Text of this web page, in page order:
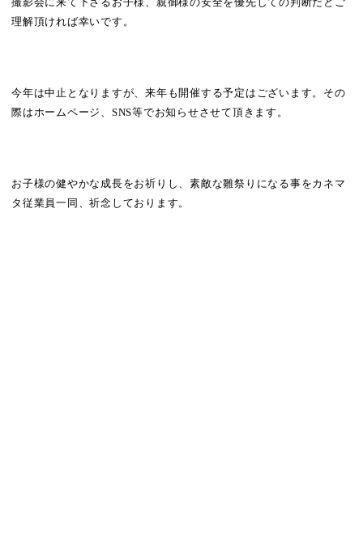
理解頂ければ幸いです。
今年は中止となりますが、来年も開催する予定はございます。その
際はホームページ、SNS等でお知らせさせて頂きます。
お子様の健やかな成長をお祈りし、素敵な雛祭りになる事をカネマ
タ従業員一同、祈念しております。